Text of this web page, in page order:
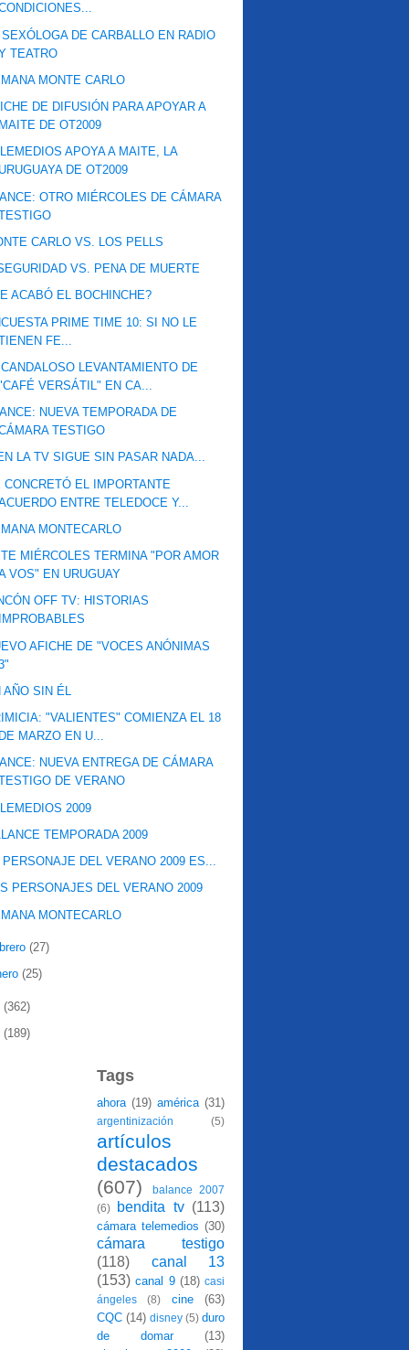
SEXÓLOGA DE CARBALLO EN RADIO
TEATRO
MONTE CARLO
DE DIFUSIÓN PARA APOYAR A
DE OT2009
APOYA A MAITE, LA
DE OT2009
OTRO MIÉRCOLES DE CÁMARA
CARLO VS. LOS PELLS
VS. PENA DE MUERTE
ACABÓ EL BOCHINCHE?
PRIME TIME 10: SI NO LE
FE...
LEVANTAMIENTO DE
VERSÁTIL" EN CA...
NUEVA TEMPORADA DE
TESTIGO
LA TV SIGUE SIN PASAR NADA...
CONCRETÓ EL IMPORTANTE
ENTRE TELEDOCE Y...
MONTECARLO
MIÉRCOLES TERMINA "POR AMOR
VOS" EN URUGUAY
OFF TV: HISTORIAS
AFICHE DE "VOCES ANÓNIMAS
AÑO SIN ÉL
"VALIENTES" COMIENZA EL 18
MARZO EN U...
NUEVA ENTREGA DE CÁMARA
DE VERANO
2009
TEMPORADA 2009
PERSONAJE DEL VERANO 2009 ES...
PERSONAJES DEL VERANO 2009
MONTECARLO
(27)
(25)
(362)
(189)
Tags
ahora (19) américa (31)
argentinización (5)
artículos
destacados
(607)
balance 2007
(6)
bendita tv (113)
cámara telemedios (30)
cámara testigo
(118)
canal 13
(153) canal 9 (18) casi
ángeles
(8) cine
(63)
CQC (14) disney (5) duro
de domar
(13)